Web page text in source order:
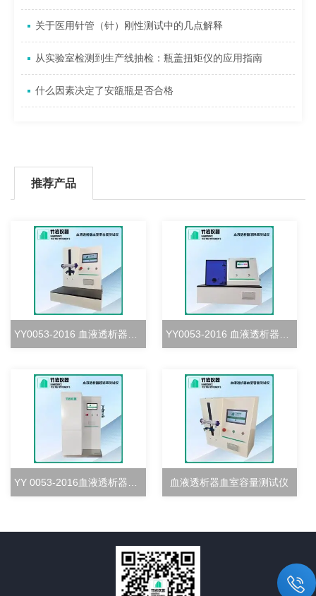
关于医用针管（针）刚性测试中的几点解释
从实验室检测到生产线抽检：瓶盖扭矩仪的应用指南
什么因素决定了安瓿瓶是否合格
推荐产品
YY0053-2016 血液透析器血室密合度测试仪 YY0053-2016 血液透析器清除率测试仪
YY 0053-2016血液透析器超滤率测试仪 血液透析器血室容量测试仪